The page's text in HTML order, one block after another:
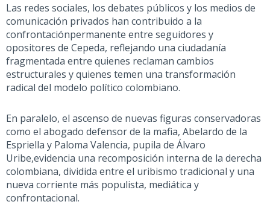
Las redes sociales, los debates públicos y los medios de
comunicación privados han contribuido a la
confrontaciónpermanente entre seguidores y
opositores de Cepeda, reflejando una ciudadanía
fragmentada entre quienes reclaman cambios
estructurales y quienes temen una transformación
radical del modelo político colombiano.
En paralelo, el ascenso de nuevas figuras conservadoras
como el abogado defensor de la mafia, Abelardo de la
Espriella y Paloma Valencia, pupila de Álvaro
Uribe,evidencia una recomposición interna de la derecha
colombiana, dividida entre el uribismo tradicional y una
nueva corriente más populista, mediática y
confrontacional.